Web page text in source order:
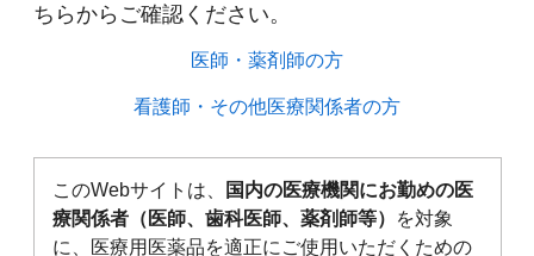
ちらからご確認ください。​
医師・薬剤師の方​
看護師・その他医療関係者の方​
このWebサイトは、
国内の医療機関にお勤めの医
療関係者（医師、歯科医師、薬剤師等）
を対象
に、医療用医薬品を適正にご使用いただくための